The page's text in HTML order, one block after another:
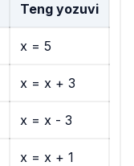
Teng yozuvi
x = 5
x = x + 3
x = x - 3
x = x + 1